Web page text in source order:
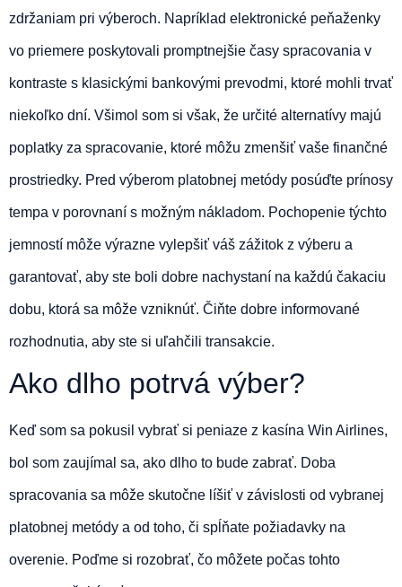
zdržaniam pri výberoch. Napríklad elektronické peňaženky
vo priemere poskytovali promptnejšie časy spracovania v
kontraste s klasickými bankovými prevodmi, ktoré mohli trvať
niekoľko dní. Všimol som si však, že určité alternatívy majú
poplatky za spracovanie, ktoré môžu zmenšiť vaše finančné
prostriedky. Pred výberom platobnej metódy posúďte prínosy
tempa v porovnaní s možným nákladom. Pochopenie týchto
jemností môže výrazne vylepšiť váš zážitok z výberu a
garantovať, aby ste boli dobre nachystaní na každú čakaciu
dobu, ktorá sa môže vzniknúť. Čiňte dobre informované
rozhodnutia, aby ste si uľahčili transakcie.
Ako dlho potrvá výber?
Keď som sa pokusil vybrať si peniaze z kasína Win Airlines,
bol som zaujímal sa, ako dlho to bude zabrať. Doba
spracovania sa môže skutočne líšiť v závislosti od vybranej
platobnej metódy a od toho, či spĺňate požiadavky na
overenie. Poďme si rozobrať, čo môžete počas tohto